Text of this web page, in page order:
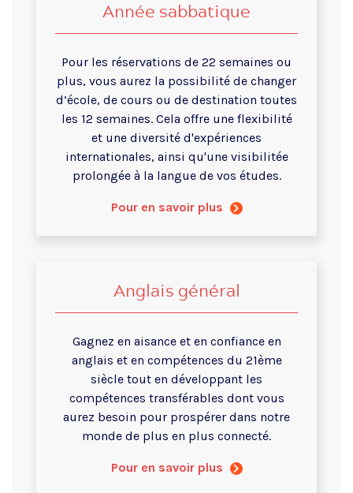
Année sabbatique
Pour les réservations de 22 semaines ou
plus, vous aurez la possibilité de changer
d’école, de cours ou de destination toutes
les 12 semaines. Cela offre une flexibilité
et une diversité d'expériences
internationales, ainsi qu'une visibilitée
prolongée à la langue de vos études.
Pour en savoir plus
Anglais général
Gagnez en aisance et en confiance en
anglais et en compétences du 21ème
siècle tout en développant les
compétences transférables dont vous
aurez besoin pour prospérer dans notre
monde de plus en plus connecté.
Pour en savoir plus